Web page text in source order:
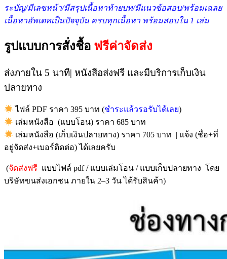
ระบัญ/มีเลขหน้า/มีสรุปเนื้อหาท้ายบท/มีแนวข้อสอบ/พร้อมเฉลย
เนื้อหาอัพเดทเป็นปัจจุบัน ครบทุกเนื้อหา พร้อมสอบใน 1 เล่ม
รูปแบบการสั่งชื้อ ฟรีค่าจัดส่ง
ส่งภายใน 5 นาที| หนังสือส่งฟรี และมีบริการเก็บเงิน
ปลายทาง
ไฟล์ PDF ราคา 395 บาท (ชำระแล้วรอรับได้เลย)
เล่มหนังสือ (แบบโอน) ราคา 685 บาท
เล่มหนังสือ (เก็บเงินปลายทาง) ราคา 705 บาท | แจ้ง (ชื่อ+ที่
อยู่จัดส่ง+เบอร์ติดต่อ) ได้เลยครับ
(จัดส่งฟรี แบบไฟล์ pdf / แบบเล่มโอน / แบบเก็บปลายทาง โดย
บริษัทขนส่งเอกชน ภายใน 2–3 วัน ได้รับสินค้า)